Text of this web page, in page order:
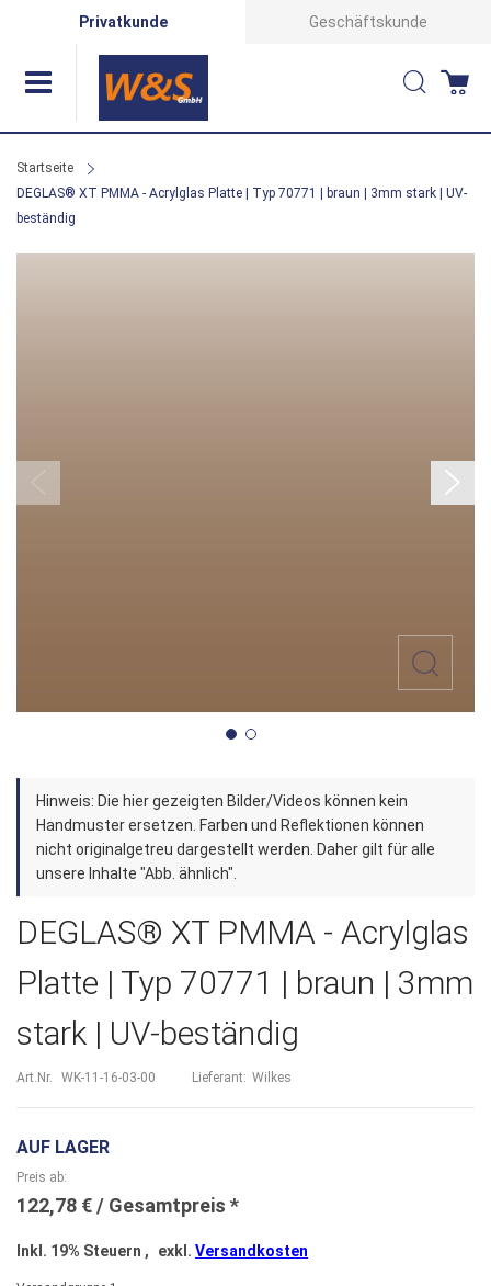
Privatkunde Geschäftskunde
Suche
Startseite
DEGLAS® XT PMMA - Acrylglas Platte | Typ 70771 | braun | 3mm stark | UV-
beständig
Zum
Anfang
der
Bildergalerie
Hinweis: Die hier gezeigten Bilder/Videos können kein
Handmuster ersetzen. Farben und Reflektionen können
nicht originalgetreu dargestellt werden. Daher gilt für alle
unsere Inhalte "Abb. ähnlich".
DEGLAS® XT PMMA - Acrylglas
Platte | Typ 70771 | braun | 3mm
stark | UV-beständig
Art.Nr. WK-11-16-03-00 Lieferant: Wilkes
AUF LAGER
Preis ab
122,78 €
Inkl. 19% Steuern , exkl. Versandkosten